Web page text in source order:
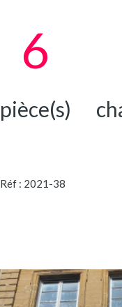
6
pièce(s)
Réf : 2021-38